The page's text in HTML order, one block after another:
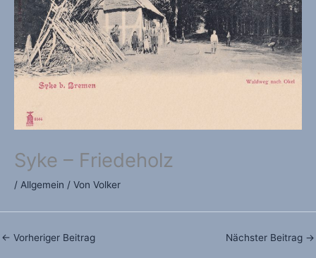
Syke – Friedeholz
/ Allgemein / Von Volker
← Vorheriger Beitrag Nächster Beitrag →